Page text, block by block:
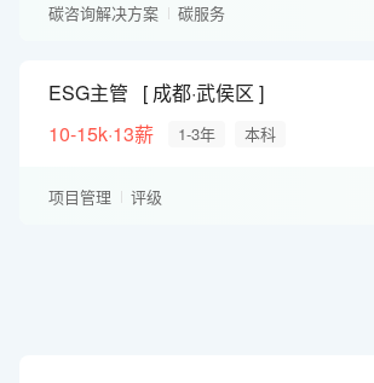
碳咨询解决方案 碳服务
ESG主管
成都·武侯区
10-15k·13薪
1-3年 本科
项目管理 评级